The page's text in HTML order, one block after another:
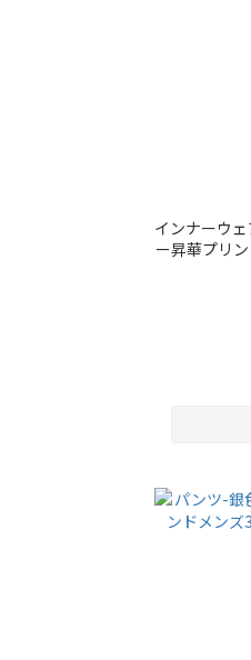
インナーウ
ー昇華プリ